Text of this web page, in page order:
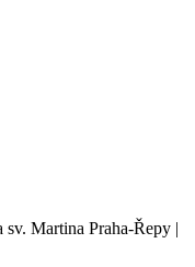
Martina Praha-Řepy |